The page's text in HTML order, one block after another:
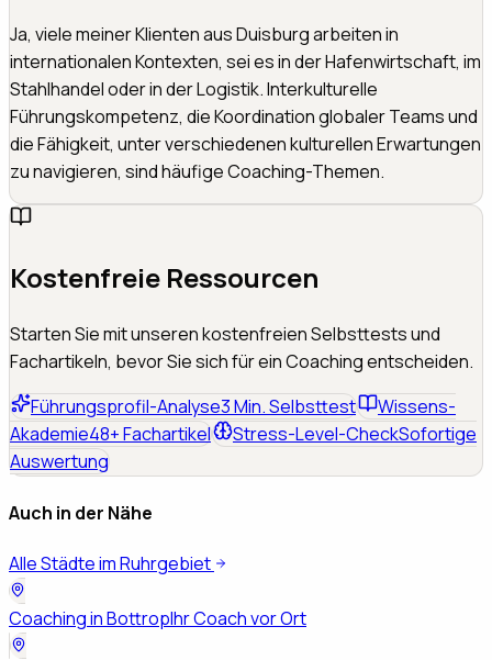
Ja, viele meiner Klienten aus Duisburg arbeiten in
internationalen Kontexten, sei es in der Hafenwirtschaft, im
Stahlhandel oder in der Logistik. Interkulturelle
Führungskompetenz, die Koordination globaler Teams und
die Fähigkeit, unter verschiedenen kulturellen Erwartungen
zu navigieren, sind häufige Coaching-Themen.
Kostenfreie Ressourcen
Starten Sie mit unseren kostenfreien Selbsttests und
Fachartikeln, bevor Sie sich für ein Coaching entscheiden.
Führungsprofil-Analyse3 Min. Selbsttest
Wissens-
Akademie48+ Fachartikel Stress-Level-CheckSofortige
Auswertung
Auch in der Nähe
Alle Städte im Ruhrgebiet
Coaching inBottropIhr Coach vor Ort